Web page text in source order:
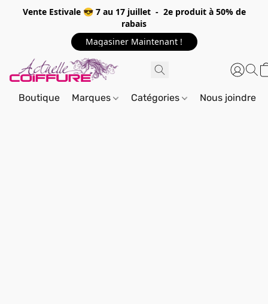
Vente Estivale 😎 7 au 17 juillet - 2e produit à 50% de
rabais
Magasiner Maintenant !
Boutique Marques Catégories Nous joindre